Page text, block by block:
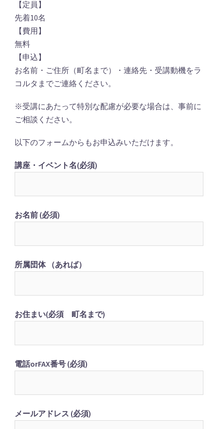
【定員】
先着10名
【費用】
無料
【申込】
お名前・ご住所（町名まで）・連絡先・受講動機をラ
コルタまでご連絡ください。
※受講にあたって特別な配慮が必要な場合は、事前に
ご相談ください。
以下のフォームからもお申込みいただけます。
講座・イベント名(必須)
お名前 (必須)
所属団体 （あれば）
お住まい(必須 町名まで)
電話orFAX番号 (必須)
メールアドレス (必須)